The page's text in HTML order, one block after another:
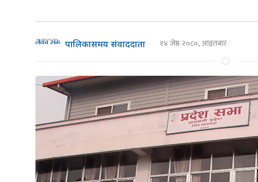
पालिकासमय संवाददाता १४ जेष्ठ २०८०, आइतबार